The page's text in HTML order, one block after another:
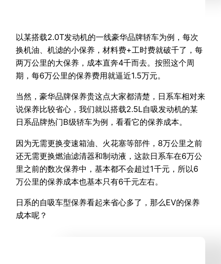
以某搭载2.0T发动机的一线豪华品牌轿车为例，每次
换机油、机滤的小保养，材料费+工时费就破千了，每
两万公里的大保养，成本直奔4千而去。按照这个周
期，每6万公里的保养费用就逼近1.5万元。
当然，豪华品牌保养贵这点大家都清楚，日系车相对来
说保养比较省心，我们就以搭载2.5L自吸发动机的某
日系品牌热门B级轿车为例，看看它的保养成本。
因为无需更换变速箱油、火花塞等部件，8万公里之前
还无需更换燃油滤清器和制动液，这款日系车在6万公
里之前的数次保养中，基本都不会超过1千元，所以6
万公里的保养成本也基本只有6千元左右。
日系的自吸车型保养看起来省心多了，那么EV的保养
成本呢？